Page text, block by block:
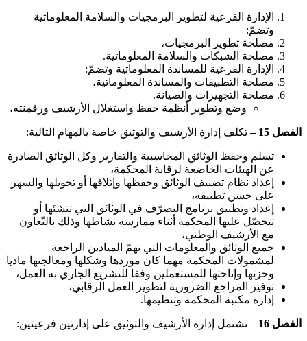
الإدارة الفرعية لتطوير البرمجيات والسلامة المعلوماتية
وتضمّ:
مصلحة تطوير البرمجيات،
مصلحة الشبكات والسلامة المعلوماتية.
الإدارة الفرعية للمساندة المعلوماتية وتضمّ:
مصلحة التطبيقات والمساندة المعلوماتية،
مصلحة التجهيزات والصيانة.
وضع وتطوير أنظمة حفظ واستغلال الأرشيف ورقمنته،
الفصل 15 – تكلف إدارة الأرشيف والتوثيق خاصة بالمهام التالية:
تسلم وحفظ الوثائق المحاسبية والتقارير وكل الوثائق الصادرة
عن الهيئات الخاضعة لرقابة المحكمة،
إعداد نظام تصنيف الوثائق وحفظها وإتلافها أو تحويلها والسهر
على حسن تطبيقه،
إعداد وتطبيق برنامج التصرّف في الوثائق التي تنشئها أو
تتحصّل عليها المحكمة أثناء ممارسة نشاطها وذلك بالتّعاون
مع الأرشيف الوطني،
جميع الوثائق والمعلومات التي تهمّ الميادين الراجعة
لمشمولات المحكمة مهما كان موردها وشكلها ومعالجتها ماديا
وخزنها وإتاحتها للمستعملين وفقا للتشريع الجاري به العمل،
توفير المراجع الضرورية لتطوير العمل الرقابي،
إدارة مكتبة المحكمة وتنظيمها.
الفصل 16 – تشتمل إدارة الأرشيف والتوثيق على إدارتين فرعيتين: